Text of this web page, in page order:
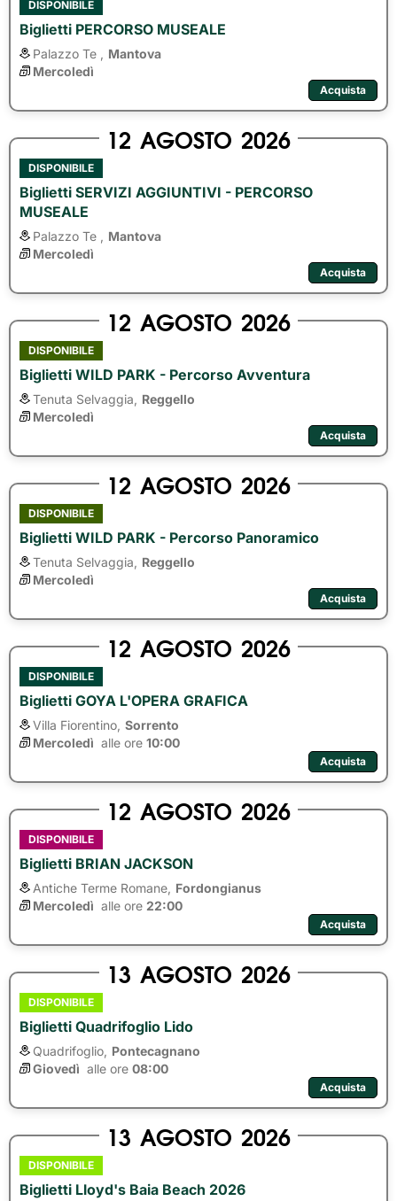
DISPONIBILE
Biglietti PERCORSO MUSEALE
Palazzo Te ,
Mantova
Mercoledì
Acquista
12 AGOSTO 2026
DISPONIBILE
Biglietti SERVIZI AGGIUNTIVI - PERCORSO
MUSEALE
Palazzo Te ,
Mantova
Mercoledì
Acquista
12 AGOSTO 2026
DISPONIBILE
Biglietti WILD PARK - Percorso Avventura
Tenuta Selvaggia,
Reggello
Mercoledì
Acquista
12 AGOSTO 2026
DISPONIBILE
Biglietti WILD PARK - Percorso Panoramico
Tenuta Selvaggia,
Reggello
Mercoledì
Acquista
12 AGOSTO 2026
DISPONIBILE
Biglietti GOYA L'OPERA GRAFICA
Villa Fiorentino, Sorrento
Mercoledì alle ore 10:00
Acquista
12 AGOSTO 2026
DISPONIBILE
Biglietti BRIAN JACKSON
Antiche Terme Romane, Fordongianus
Mercoledì alle ore 22:00
Acquista
13 AGOSTO 2026
DISPONIBILE
Biglietti Quadrifoglio Lido
Quadrifoglio, Pontecagnano
Giovedì alle ore 08:00
Acquista
13 AGOSTO 2026
DISPONIBILE
Biglietti Lloyd's Baia Beach 2026